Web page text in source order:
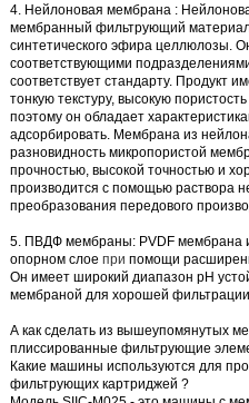
4. Нейлоновая мембрана :
мембранный фильтрующий
синтетического эфира целлюлозы.
соответствующими
соответствует стандарту. Продукт
тонкую текстуру, высокую
поэтому он обладает
адсорбировать. Мембрана из
разновидность микропористой
прочностью, высокой точностью и
производится с помощью раствора
преобразования передового
5. ПВДФ мембраны: PVDF мембрана
опорном слое при помощи
Он имеет широкий диапазон рН
мембраной для хорошей фильтрации
А как сделать из вышеупомянутых
плиссированные фильтрующие
Какие машины используются для
фильтрующих картриджей ?